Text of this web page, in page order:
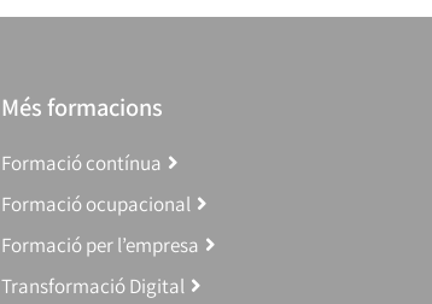
Més formacions
Formació contínua
Formació ocupacional
Formació per l’empresa
Transformació Digital